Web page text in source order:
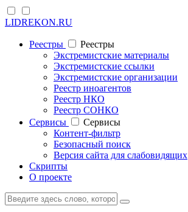
LIDREKON.RU
Реестры
Реестры
Экстремистские материалы
Экстремистские ссылки
Экстремистские организации
Реестр иноагентов
Реестр НКО
Реестр СОНКО
Cервисы
Cервисы
Контент-фильтр
Безопасный поиск
Версия сайта для слабовидящих
Скрипты
О проекте